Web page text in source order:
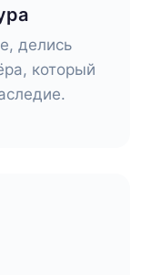
делись
который